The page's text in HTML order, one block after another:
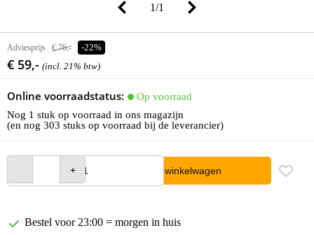
1/1
Adviesprijs € 76,- -22%
€ 59,- (incl. 21% btw)
Online voorraadstatus:
Op voorraad
Nog 1 stuk op voorraad in ons magazijn
(en nog 303 stuks op voorraad bij de leverancier)
In winkelwagen
Bestel voor 23:00 = morgen in huis